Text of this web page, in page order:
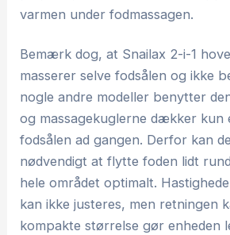
varmen under fodmassagen.
Bemærk dog, at Snailax 2-i-1
masserer selve fodsålen og ikke
nogle andre modeller benytter
og massagekuglerne dækker kun
fodsålen ad gangen. Derfor kan
nødvendigt at flytte foden lidt
hele området optimalt.
kan ikke justeres, men retningen
kompakte størrelse gør enheden